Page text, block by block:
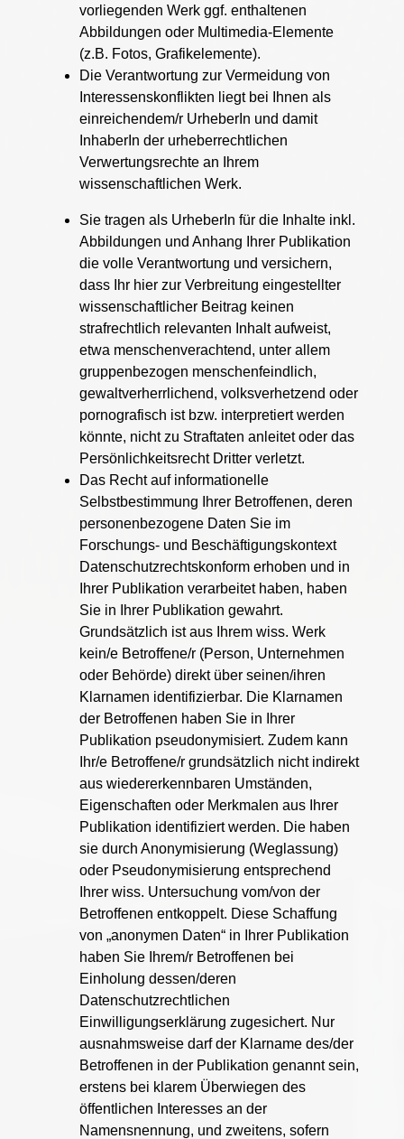
vorliegenden Werk ggf. enthaltenen
Abbildungen oder Multimedia-Elemente
(z.B. Fotos, Grafikelemente).
Die Verantwortung zur Vermeidung von
Interessenskonflikten liegt bei Ihnen als
einreichendem/r UrheberIn und damit
InhaberIn der urheberrechtlichen
Verwertungsrechte an Ihrem
wissenschaftlichen Werk.
Sie tragen als UrheberIn für die Inhalte inkl.
Abbildungen und Anhang Ihrer Publikation
die volle Verantwortung und versichern,
dass Ihr hier zur Verbreitung eingestellter
wissenschaftlicher Beitrag keinen
strafrechtlich relevanten Inhalt aufweist,
etwa menschenverachtend, unter allem
gruppenbezogen menschenfeindlich,
gewaltverherrlichend, volksverhetzend oder
pornografisch ist bzw. interpretiert werden
könnte, nicht zu Straftaten anleitet oder das
Persönlichkeitsrecht Dritter verletzt.
Das Recht auf informationelle
Selbstbestimmung Ihrer Betroffenen, deren
personenbezogene Daten Sie im
Forschungs- und Beschäftigungskontext
Datenschutzrechtskonform erhoben und in
Ihrer Publikation verarbeitet haben, haben
Sie in Ihrer Publikation gewahrt.
Grundsätzlich ist aus Ihrem wiss. Werk
kein/e Betroffene/r (Person, Unternehmen
oder Behörde) direkt über seinen/ihren
Klarnamen identifizierbar. Die Klarnamen
der Betroffenen haben Sie in Ihrer
Publikation pseudonymisiert. Zudem kann
Ihr/e Betroffene/r grundsätzlich nicht indirekt
aus wiedererkennbaren Umständen,
Eigenschaften oder Merkmalen aus Ihrer
Publikation identifiziert werden. Die haben
sie durch Anonymisierung (Weglassung)
oder Pseudonymisierung entsprechend
Ihrer wiss. Untersuchung vom/von der
Betroffenen entkoppelt. Diese Schaffung
von „anonymen Daten“ in Ihrer Publikation
haben Sie Ihrem/r Betroffenen bei
Einholung dessen/deren
Datenschutzrechtlichen
Einwilligungserklärung zugesichert. Nur
ausnahmsweise darf der Klarname des/der
Betroffenen in der Publikation genannt sein,
erstens bei klarem Überwiegen des
öffentlichen Interesses an der
Namensnennung, und zweitens, sofern